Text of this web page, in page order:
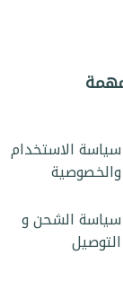
سياسة الاستخدام
والخصوصية
سياسة الشحن و
التوصيل